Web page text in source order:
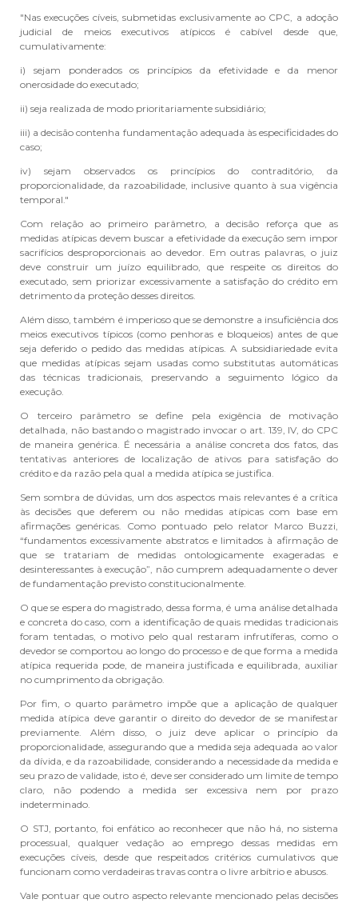
"Nas execuções cíveis, submetidas exclusivamente ao CPC, a adoção
judicial de meios executivos atípicos é cabível desde que,
cumulativamente:
i) sejam ponderados os princípios da efetividade e da menor
onerosidade do executado;
ii) seja realizada de modo prioritariamente subsidiário;
iii) a decisão contenha fundamentação adequada às especificidades do
caso;
iv) sejam observados os princípios do contraditório, da
proporcionalidade, da razoabilidade, inclusive quanto à sua vigência
temporal."
Com relação ao primeiro parâmetro, a decisão reforça que as
medidas atípicas devem buscar a efetividade da execução sem impor
sacrifícios desproporcionais ao devedor. Em outras palavras, o juiz
deve construir um juízo equilibrado, que respeite os direitos do
executado, sem priorizar excessivamente a satisfação do crédito em
detrimento da proteção desses direitos.
Além disso, também é imperioso que se demonstre a insuficiência dos
meios executivos típicos (como penhoras e bloqueios) antes de que
seja deferido o pedido das medidas atípicas. A subsidiariedade evita
que medidas atípicas sejam usadas como substitutas automáticas
das técnicas tradicionais, preservando a seguimento lógico da
execução.
O terceiro parâmetro se define pela exigência de motivação
detalhada, não bastando o magistrado invocar o art. 139, IV, do CPC
de maneira genérica. É necessária a análise concreta dos fatos, das
tentativas anteriores de localização de ativos para satisfação do
crédito e da razão pela qual a medida atípica se justifica.
Sem sombra de dúvidas, um dos aspectos mais relevantes é a crítica
às decisões que deferem ou não medidas atípicas com base em
afirmações genéricas. Como pontuado pelo relator Marco Buzzi,
“fundamentos excessivamente abstratos e limitados à afirmação de
que se tratariam de medidas ontologicamente exageradas e
desinteressantes à execução”, não cumprem adequadamente o dever
de fundamentação previsto constitucionalmente.
O que se espera do magistrado, dessa forma, é uma análise detalhada
e concreta do caso, com a identificação de quais medidas tradicionais
foram tentadas, o motivo pelo qual restaram infrutíferas, como o
devedor se comportou ao longo do processo e de que forma a medida
atípica requerida pode, de maneira justificada e equilibrada, auxiliar
no cumprimento da obrigação.
Por fim, o quarto parâmetro impõe que a aplicação de qualquer
medida atípica deve garantir o direito do devedor de se manifestar
previamente. Além disso, o juiz deve aplicar o princípio da
proporcionalidade, assegurando que a medida seja adequada ao valor
da dívida, e da razoabilidade, considerando a necessidade da medida e
seu prazo de validade, isto é, deve ser considerado um limite de tempo
claro, não podendo a medida ser excessiva nem por prazo
indeterminado.
O STJ, portanto, foi enfático ao reconhecer que não há, no sistema
processual, qualquer vedação ao emprego dessas medidas em
execuções cíveis, desde que respeitados critérios cumulativos que
funcionam como verdadeiras travas contra o livre arbítrio e abusos.
Vale pontuar que outro aspecto relevante mencionado pelas decisões